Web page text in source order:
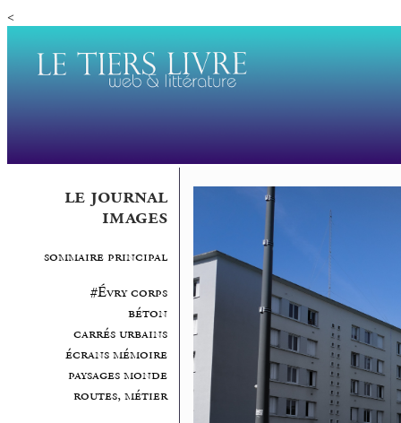
<
le journal
images
sommaire principal
#Évry corps
béton
carrés urbains
écrans mémoire
paysages monde
routes, métier